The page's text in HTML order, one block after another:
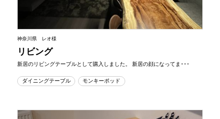
神奈川県 レオ様
リビング
新居のリビングテーブルとして購入しました。 新居の顔になってま･･･
ダイニングテーブル モンキーポッド